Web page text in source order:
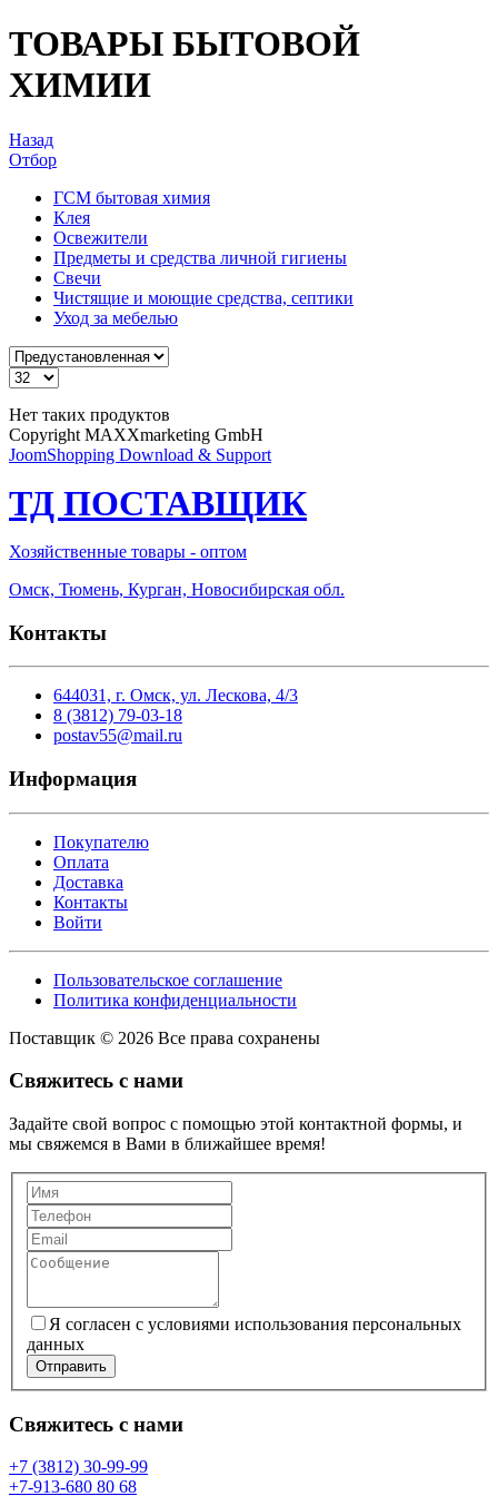
ТОВАРЫ БЫТОВОЙ
ХИМИИ
Назад
Отбор
ГСМ бытовая химия
Клея
Освежители
Предметы и средства личной гигиены
Свечи
Чистящие и моющие средства, септики
Уход за мебелью
Нет таких продуктов
Copyright MAXXmarketing GmbH
JoomShopping Download & Support
ТД ПОСТАВЩИК
Хозяйственные товары - оптом
Омск, Тюмень, Курган, Новосибирская обл.
Контакты
644031, г. Омск, ул. Лескова, 4/3
8 (3812) 79-03-18
postav55@mail.ru
Информация
Покупателю
Оплата
Доставка
Контакты
Войти
Пользовательское соглашение
Политика конфиденциальности
Поставщик © 2026 Все права сохранены
Свяжитесь с нами
Задайте свой вопрос с помощью этой контактной формы, и
мы свяжемся в Вами в ближайшее время!
Я согласен с условиями использования персональных
данных
Отправить
Свяжитесь с нами
+7 (3812) 30-99-99
+7-913-680 80 68